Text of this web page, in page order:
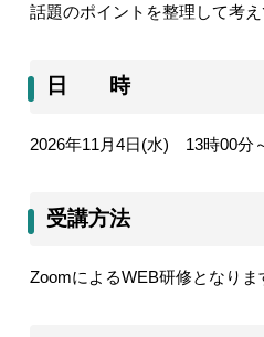
話題のポイントを整理して考え
日 時
2026年11 月4日(水) 13時00分
受講方法
ZoomによるWEB研修となりま